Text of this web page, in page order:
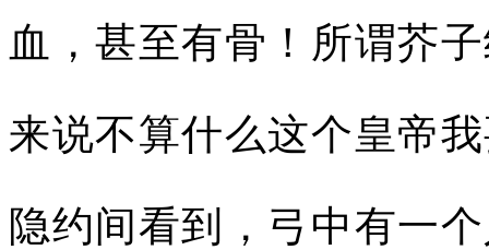
血，甚至有骨！所谓芥
来说不算什么这个皇帝
隐约间看到，弓中有一